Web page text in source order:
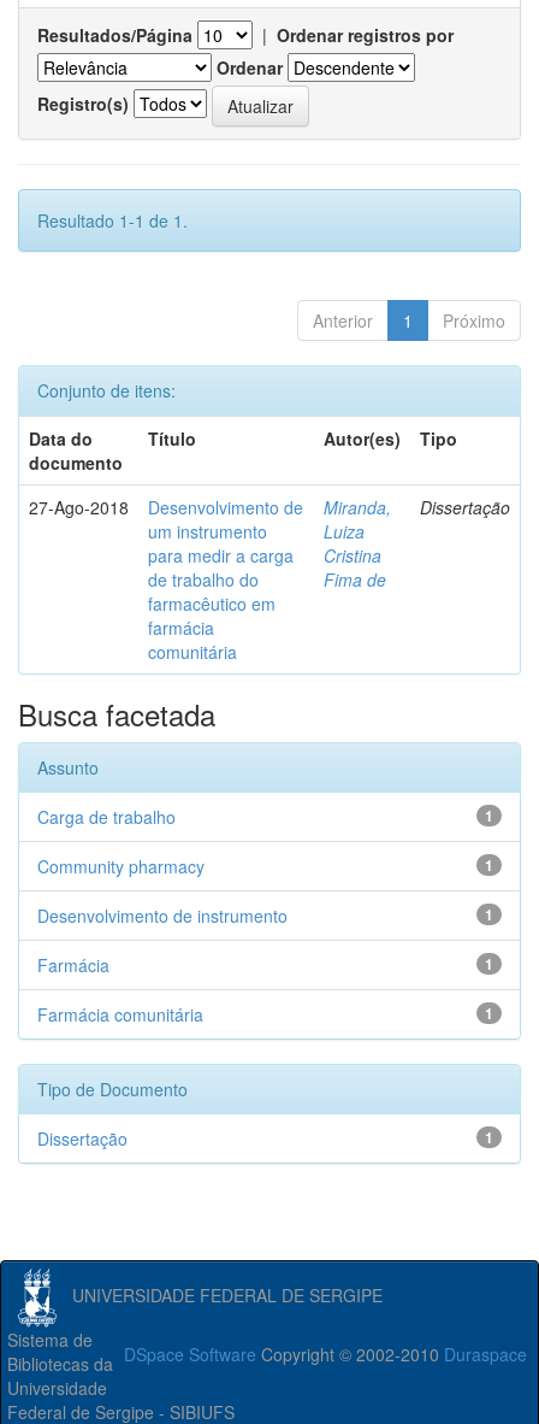
Resultados/Página | Ordenar registros por
Ordenar
Registro(s)
Resultado 1-1 de 1.
Anterior 1 Próximo
Conjunto de itens:
Data do
documento
Título Autor(es) Tipo
27-Ago-2018
Desenvolvimento de
um instrumento
para medir a carga
de trabalho do
farmacêutico em
farmácia
comunitária
Miranda,
Luiza
Cristina
Fima de
Dissertação
Busca facetada
Assunto
1
Carga de trabalho
1
Community pharmacy
1
Desenvolvimento de instrumento
1
Farmácia
1
Farmácia comunitária
Tipo de Documento
1
Dissertação
UNIVERSIDADE FEDERAL DE SERGIPE
DSpace Software Copyright © 2002-2010 Duraspace
Sistema de
Bibliotecas da
Universidade
Federal de Sergipe - SIBIUFS